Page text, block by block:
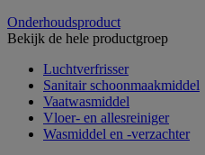
Onderhoudsproduct
Bekijk de hele productgroep
Luchtverfrisser
Sanitair schoonmaakmiddel
Vaatwasmiddel
Vloer- en allesreiniger
Wasmiddel en -verzachter